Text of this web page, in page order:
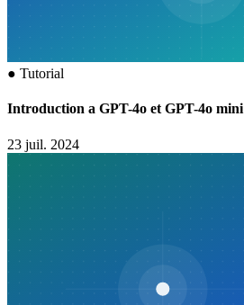
● Tutorial
Introduction a GPT-4o et GPT-4o mini
23 juil. 2024